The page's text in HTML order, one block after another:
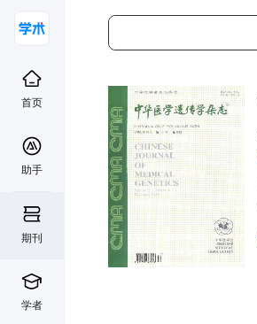
首页
助手
期刊
学者